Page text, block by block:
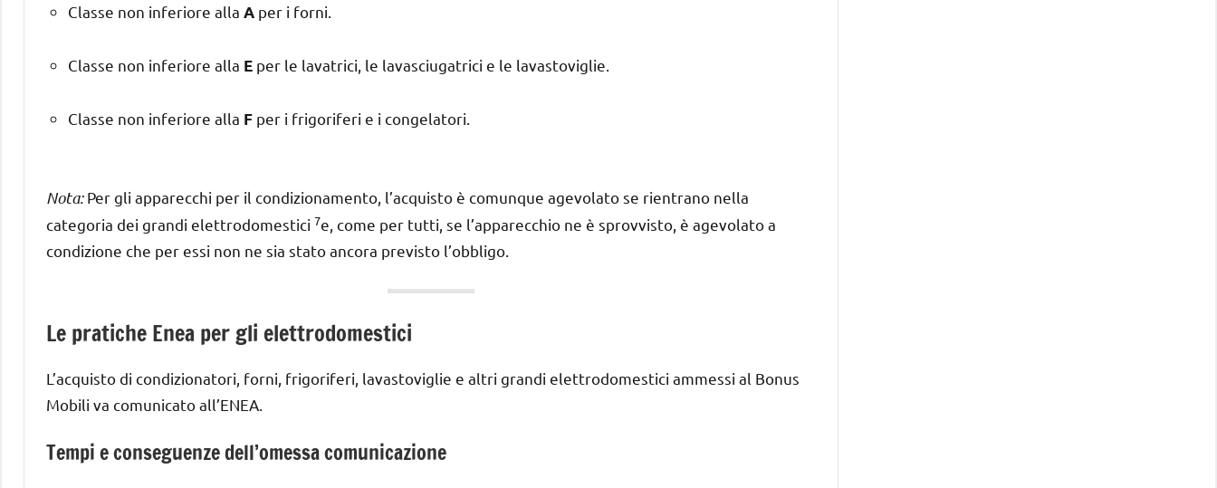
Classe non inferiore alla A per i forni.
Classe non inferiore alla E per le lavatrici, le lavasciugatrici e le lavastoviglie.
Classe non inferiore alla F per i frigoriferi e i congelatori.
Nota:Per gli apparecchi per il condizionamento, l’acquisto è comunque agevolato se rientrano nella
categoria dei grandi elettrodomestici 7e, come per tutti, se l’apparecchio ne è sprovvisto, è agevolato a
condizione che per essi non ne sia stato ancora previsto l’obbligo.
Le pratiche Enea per gli elettrodomestici
L’acquisto di condizionatori, forni, frigoriferi, lavastoviglie e altri grandi elettrodomestici ammessi al Bonus
Mobili va comunicato all’ENEA.
Tempi e conseguenze dell’omessa comunicazione